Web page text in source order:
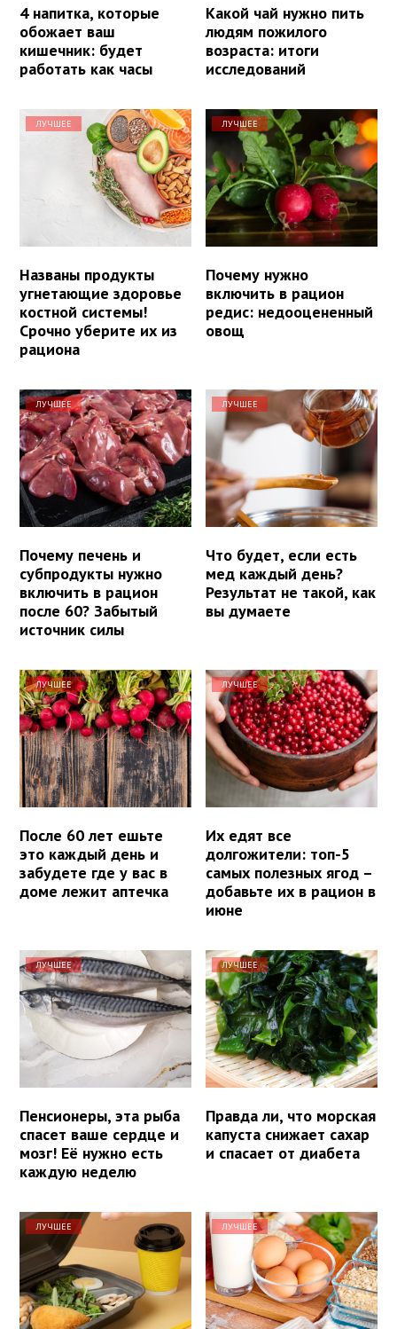
4 напитка, которые
обожает ваш
кишечник: будет
работать как часы
Какой чай нужно пить
людям пожилого
возраста: итоги
исследований
ЛУЧШЕЕ
Названы продукты
угнетающие здоровье
костной системы!
Срочно уберите их из
рациона
ЛУЧШЕЕ
Почему нужно
включить в рацион
редис: недооцененный
овощ
ЛУЧШЕЕ
Почему печень и
субпродукты нужно
включить в рацион
после 60? Забытый
источник силы
ЛУЧШЕЕ
Что будет, если есть
мед каждый день?
Результат не такой, как
вы думаете
ЛУЧШЕЕ
После 60 лет ешьте
это каждый день и
забудете где у вас в
доме лежит аптечка
ЛУЧШЕЕ
Их едят все
долгожители: топ-5
самых полезных ягод –
добавьте их в рацион в
июне
ЛУЧШЕЕ
Пенсионеры, эта рыба
спасет ваше сердце и
мозг! Её нужно есть
каждую неделю
ЛУЧШЕЕ
Правда ли, что морская
капуста снижает сахар
и спасает от диабета
ЛУЧШЕЕ ЛУЧШЕЕ